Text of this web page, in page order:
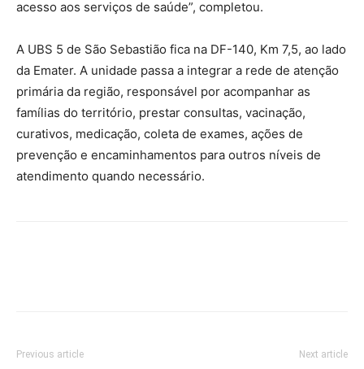
acesso aos serviços de saúde”, completou.
A UBS 5 de São Sebastião fica na DF-140, Km 7,5, ao lado
da Emater. A unidade passa a integrar a rede de atenção
primária da região, responsável por acompanhar as
famílias do território, prestar consultas, vacinação,
curativos, medicação, coleta de exames, ações de
prevenção e encaminhamentos para outros níveis de
atendimento quando necessário.
Previous article Next article